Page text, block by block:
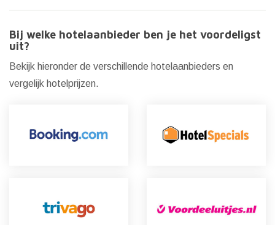
Bij welke hotelaanbieder ben je het voordeligst
uit?
Bekijk hieronder de verschillende hotelaanbieders en
vergelijk hotelprijzen.